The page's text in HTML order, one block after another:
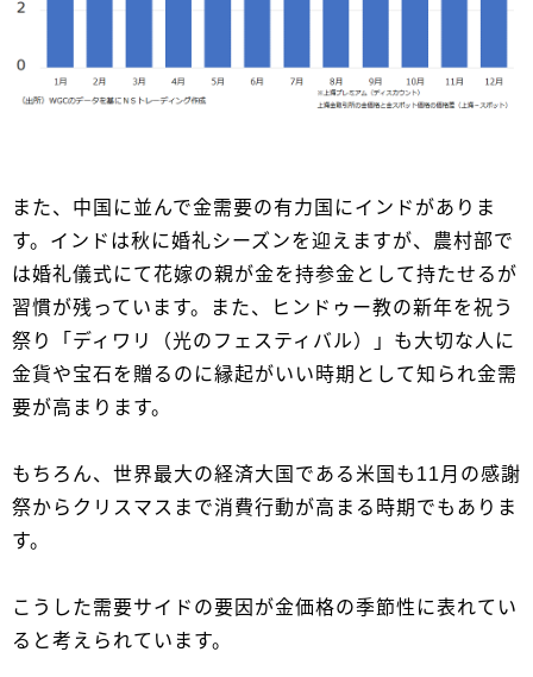
また、中国に並んで金需要の有力国にインドがありま
す。インドは秋に婚礼シーズンを迎えますが、農村部で
は婚礼儀式にて花嫁の親が金を持参金として持たせるが
習慣が残っています。また、ヒンドゥー教の新年を祝う
祭り「ディワリ（光のフェスティバル）」も大切な人に
金貨や宝石を贈るのに縁起がいい時期として知られ金需
要が高まります。
もちろん、世界最大の経済大国である米国も11月の感謝
祭からクリスマスまで消費行動が高まる時期でもありま
す。
こうした需要サイドの要因が金価格の季節性に表れてい
ると考えられています。